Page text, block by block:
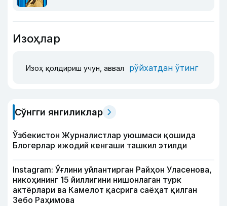
Изоҳлар
Изоҳ қолдириш учун, аввал рўйхатдан ўтинг
Сўнгги янгиликлар
Ўзбекистон Журналистлар уюшмаси қошида
Блогерлар ижодий кенгаши ташкил этилди
Instagram: Ўғлини уйлантирган Райҳон Уласенова,
никоҳининг 15 йиллигини нишонлаган турк
актёрлари ва Камелот қасрига саёҳат қилган
Зебо Раҳимова